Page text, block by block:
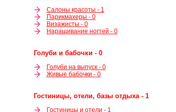
Салоны красоты - 1
Парикмахеры - 0
Визажисты - 0
Наращивание ногтей - 0
Голуби и бабочки - 0
Голуби на выпуск - 0
Живые бабочки - 0
Гостиницы, отели, базы отдыха - 1
Гостиницы и отели - 1